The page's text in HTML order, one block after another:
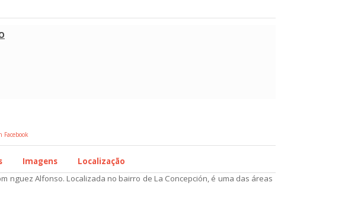
Facebook
Imagens
Localização
nguez Alfonso. Localizada no bairro de La Concepción, é uma das áreas